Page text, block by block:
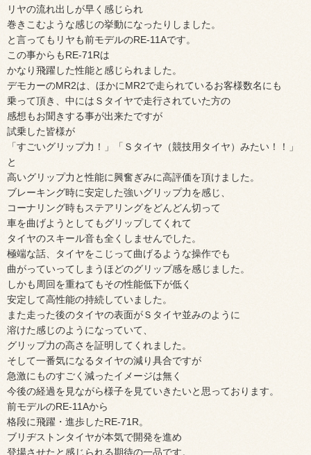
リヤの流れ出しが早く感じられ
巻きこむような感じの挙動になったりしました。
と言ってもリヤも前モデルのRE-11Aです。
この事からもRE-71Rは
かなり飛躍した性能と感じられました。
デモカーのMR2は、ほかにMR2で走られているお客様数名にも
乗って頂き、中にはＳタイヤで走行されていた方の
感想もお聞きする事が出来たですが
試乗した皆様が
「すごいグリップ力！」「Ｓタイヤ（競技用タイヤ）みたい！！」
と
高いグリップ力と性能に興奮ぎみに高評価を頂けました。
ブレーキング時に安定した強いグリップ力を感じ、
コーナリング時もステアリングをどんどん切って
車を曲げようとしてもグリップしてくれて
タイヤのスキール音も全くしませんでした。
極端な話、タイヤをこじって曲げるような操作でも
曲がっていってしまうほどのグリップ感を感じました。
しかも周回を重ねてもその性能低下が低く
安定して高性能の持続していました。
また走った後のタイヤの表面がＳタイヤ並みのように
溶けた感じのようになっていて、
グリップ力の高さを証明してくれました。
そして一番気になるタイヤの減り具合ですが
急激にものすごく減ったイメージは無く
今後の経過を見ながら様子を見ていきたいと思っております。
前モデルのRE-11Aから
格段に飛躍・進歩したRE-71R。
ブリヂストンタイヤが本気で開発を進め
登場させたと感じられる期待の一品です。